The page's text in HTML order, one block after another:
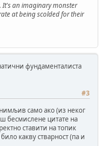
It's an imaginary monster
at being scolded for their
фундаменталиста
#3
само ако (из неког
бесмислене цитате на
ставити на топик
какву стварност (па и